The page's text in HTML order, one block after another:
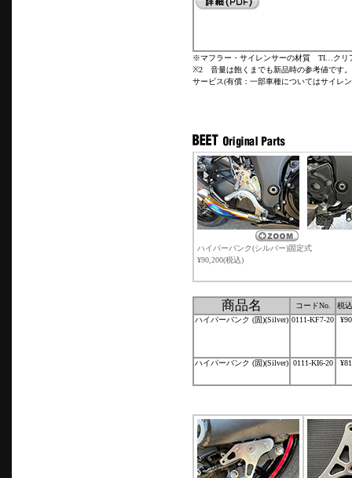
※マフラー・サイレンサーの材質 TI…ク
※2 音量は飽くまでも新品時の参考値です。
サービス(有償：一部車種についてはサイレ
ハイパーバンク(シルバー)固定式
¥90,200(税込)
商品名 コードNo.
税
ハイパーバンク (固)(Silver) 0111-KF7-20
ハイパーバンク (固)(Silver) 0111-KI6-20